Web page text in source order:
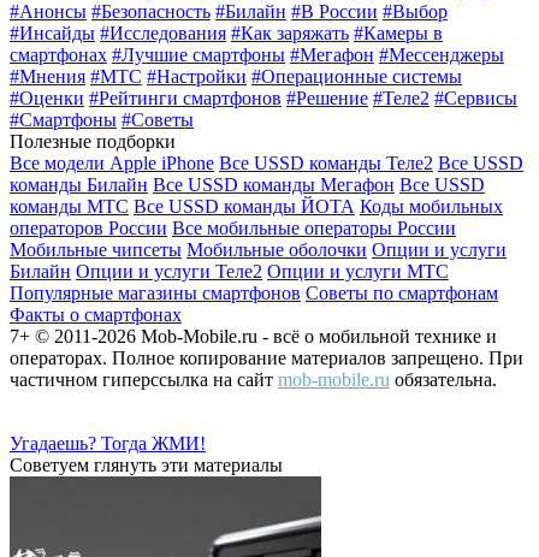
#Анонсы #Безопасность #Билайн #В России #Выбор
#Инсайды #Исследования #Как заряжать #Камеры в
смартфонах #Лучшие смартфоны #Мегафон #Мессенджеры
#Мнения #МТС #Настройки #Операционные системы
#Оценки #Рейтинги смартфонов #Решение #Теле2 #Сервисы
#Смартфоны #Советы
Полезные подборки
Все модели Apple iPhone Все USSD команды Теле2 Все USSD
команды Билайн Все USSD команды Мегафон Все USSD
команды МТС Все USSD команды ЙОТА Коды мобильных
операторов России Все мобильные операторы России
Мобильные чипсеты Мобильные оболочки Опции и услуги
Билайн Опции и услуги Теле2 Опции и услуги МТС
Популярные магазины смартфонов Советы по смартфонам
Факты о смартфонах
7+ © 2011-2026 Mob-Mobile.ru - всё о мобильной технике и
операторах. Полное копирование материалов запрещено. При
частичном гиперссылка на сайт mob-mobile.ru обязательна.
Угадаешь? Тогда ЖМИ!
Советуем глянуть эти материалы